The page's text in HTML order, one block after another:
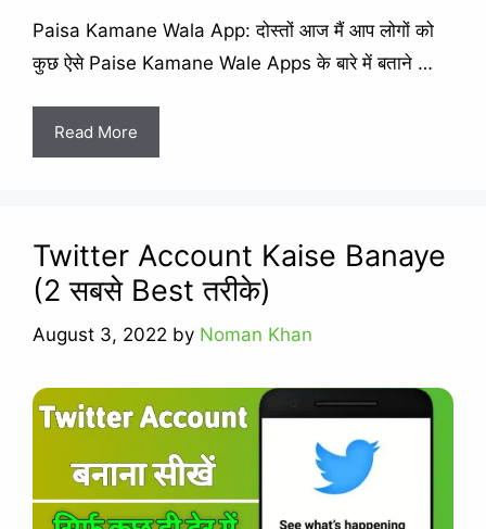
Paisa Kamane Wala App: दोस्तों आज मैं आप लोगों को
कुछ ऐसे Paise Kamane Wale Apps के बारे में बताने …
Read More
Twitter Account Kaise Banaye
(2 सबसे Best तरीके)
August 3, 2022 by Noman Khan